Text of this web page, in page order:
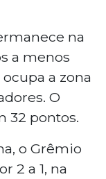
na
a menos
a zona
O
32 pontos.
o Grêmio
2 a 1, na